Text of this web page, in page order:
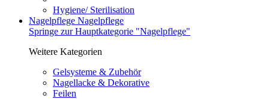
Hygiene/ Sterilisation
Nagelpflege Nagelpflege
Springe zur Hauptkategorie "Nagelpflege"
Weitere Kategorien
Gelsysteme & Zubehör
Nagellacke & Dekorative
Feilen